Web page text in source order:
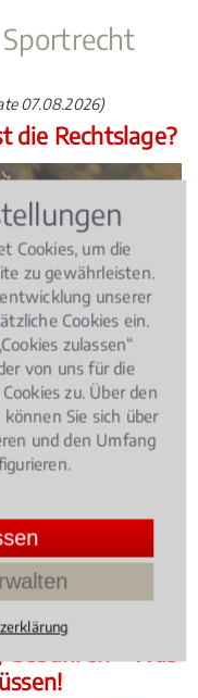
07.08.2026)
die Rechtslage?
stetig zu.
Treibjagd oder der
viele Jäger ist die
/
05.08.2026)
– Was
Cookies, um die
zu gewährleisten.
unserer
Cookies ein.
zulassen“
von uns für die
zu. Über den
Sie sich über
und den Umfang